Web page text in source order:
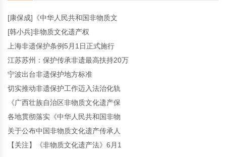
[康保成]《中华人民共和国非物质文
[韩小兵]非物质文化遗产权
上海非遗保护条例5月1日正式施行
江苏苏州：保护传承非遗最高扶持20万
宁波出台非遗保护地方标准
切实推动非遗保护工作迈入法治化轨
《广西壮族自治区非物质文化遗产保
各地贯彻落实《中华人民共和国非物
关于公布中国非物质文化遗产传承人
【关注】《非物质文化遗产法》6月1